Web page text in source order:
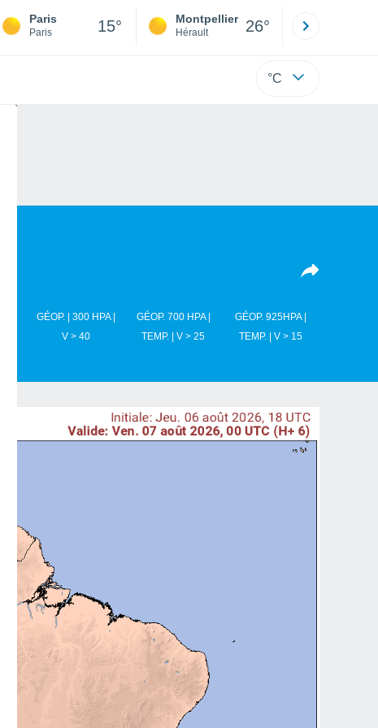
Paris
Paris 15° Montpellier
Hérault 26°
°C
GÉOP. | 300 HPA |
V > 40
GÉOP. 700 HPA |
TEMP. | V > 25
GÉOP. 925HPA |
TEMP. | V > 15